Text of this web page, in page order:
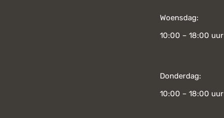
Woensdag:
10:00 – 18:00 uur
Donderdag:
10:00 – 18:00 uur